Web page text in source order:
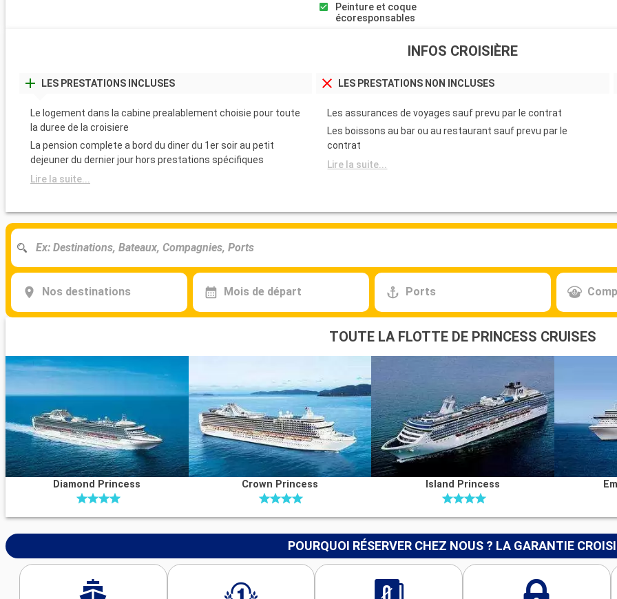
Peinture et coque
écoresponsables
INFOS CROISIÈRE
LES PRESTATIONS INCLUSES
Le logement dans la cabine prealablement choisie pour toute
la duree de la croisiere
La pension complete a bord du diner du 1er soir au petit
dejeuner du dernier jour hors prestations spécifiques
Lire la suite...
LES PRESTATIONS NON INCLUSES
Les assurances de voyages sauf prevu par le contrat
Les boissons au bar ou au restaurant sauf prevu par le
contrat
Lire la suite...
Nos destinations Mois de départ Ports
TOUTE LA FLOTTE DE PRINCESS CRUISES
Diamond Princess Crown Princess Island Princess
POURQUOI RÉSERVER CHEZ NOUS ? LA GARANTIE